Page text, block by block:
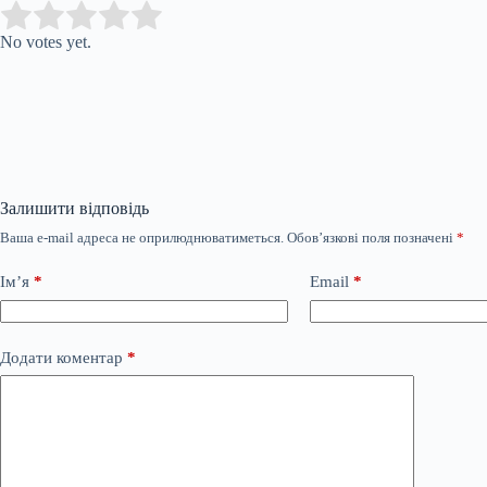
Rate this item:
No votes yet.
Залишити відповідь
Ваша e-mail адреса не оприлюднюватиметься. Обов’язкові поля позначені *
Ім’я * Email *
Додати коментар *